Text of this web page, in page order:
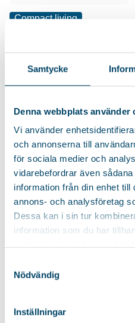
Samtycke
Denna webbplats använder
Vi använder
och annonserna till
för sociala medier och
vidarebefordrar även
information från din enhet till
annons- och analysföretag
Dessa kan i sin tur
information som du har
Nödvändig
Inställningar
Compact living
Wohnräume, einfach auf-...
ÄHNLICHE
Intelligente Aufbewahrung
BÜGELBRETT PULSE
BLACK
Smartes und praktisches
Bügeleinsatz....